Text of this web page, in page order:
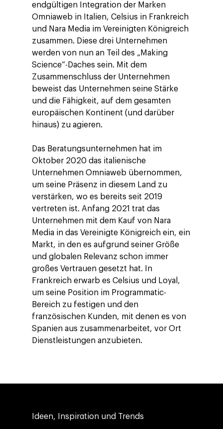
endgültigen Integration der Marken
Omniaweb in Italien, Celsius in Frankreich
und Nara Media im Vereinigten Königreich
zusammen. Diese drei Unternehmen
werden von nun an Teil des „Making
Science“-Daches sein. Mit dem
Zusammenschluss der Unternehmen
beweist das Unternehmen seine Stärke
und die Fähigkeit, auf dem gesamten
europäischen Kontinent (und darüber
hinaus) zu agieren.
Das Beratungsunternehmen hat im
Oktober 2020 das italienische
Unternehmen Omniaweb übernommen,
um seine Präsenz in diesem Land zu
verstärken, wo es bereits seit 2019
vertreten ist. Anfang 2021 trat das
Unternehmen mit dem Kauf von Nara
Media in das Vereinigte Königreich ein, ein
Markt, in den es aufgrund seiner Größe
und globalen Relevanz schon immer
großes Vertrauen gesetzt hat. In
Frankreich erwarb es Celsius und Loyal,
um seine Position im Programmatic-
Bereich zu festigen und den
französischen Kunden, mit denen es von
Spanien aus zusammenarbeitet, vor Ort
Dienstleistungen anzubieten.
Ideen, Inspiration und Trends
Company
Investors
Über Making Science
Karriere
10. Jahrestag
ESG
Business
Agentic AI Marketing
The Tech Enabled
Digital Agency
Paid Media
Social 360
Eigen Medien
Marketing
Cloud & AI
Cloud im Marketing
Customers
Insights
Blogs
Events
Kontakt